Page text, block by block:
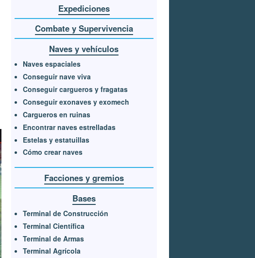
Expediciones
Combate y Supervivencia
Naves y vehículos
Naves espaciales
Conseguir nave viva
Conseguir cargueros y fragatas
Conseguir exonaves y exomech
Cargueros en ruinas
Encontrar naves estrelladas
Estelas y estatuillas
Cómo crear naves
Facciones y gremios
Bases
Terminal de Construcción
Terminal Científica
Terminal de Armas
Terminal Agrícola